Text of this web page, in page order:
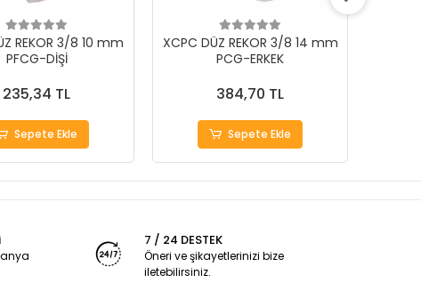
REKOR 3/8 10 mm
PFCG-DİŞİ
235,34 TL
Sepete Ekle
XCPC DÜZ REKOR 3/8 14 mm
PCG-ERKEK
384,70 TL
Sepete Ekle
7 / 24 DESTEK
Öneri ve şikayetlerinizi bize
iletebilirsiniz.